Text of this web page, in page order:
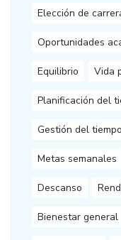
Elección de
Oportunidades
Equilibrio Vida
Planificación del
Gestión del tiempo
Metas semanales
Descanso
Bienestar general